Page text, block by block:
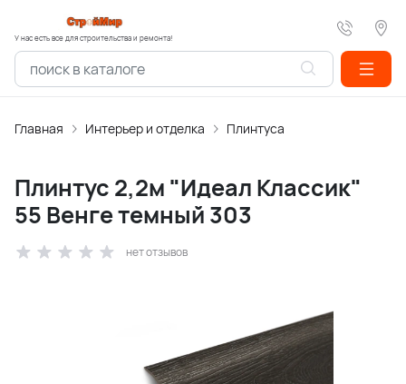
У нас есть все для строительства и ремонта!
Главная Интерьер и отделка Плинтуса
Плинтус 2,2м "Идеал Классик"
55 Венге темный 303
нет отзывов